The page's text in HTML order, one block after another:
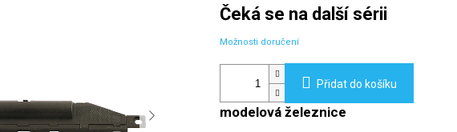
Měrná
cena:
Čeká se na další sérii
Možnosti doručení
Přidat do košíku
modelová železnice